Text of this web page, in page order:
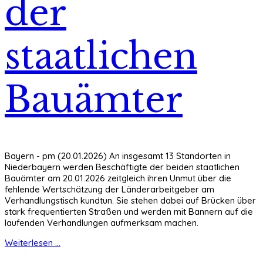
der
staatlichen
Bauämter
Bayern - pm (20.01.2026) An insgesamt 13 Standorten in
Niederbayern werden Beschäftigte der beiden staatlichen
Bauämter am 20.01.2026 zeitgleich ihren Unmut über die
fehlende Wertschätzung der Länderarbeitgeber am
Verhandlungstisch kundtun. Sie stehen dabei auf Brücken über
stark frequentierten Straßen und werden mit Bannern auf die
laufenden Verhandlungen aufmerksam machen.
Weiterlesen ...